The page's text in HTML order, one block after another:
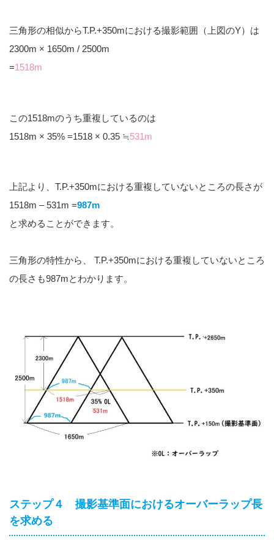
三角形の相似からT.P.+350mにおける撮影範囲（上図のY）は
2300m × 1650m / 2500m
=1518m
この1518mのうち重複しているのは
1518m × 35% =1518 × 0.35 ≒531m
上記より、T.P.+350mにおける重複していないところの長さが
1518m – 531m =987m
と求めることができます。
三角形の特性から、 T.P.+350mにおける重複していないところ
の長さも987mとわかります。
ステップ４ 撮影基準面におけるオーバーラップ長
を求める